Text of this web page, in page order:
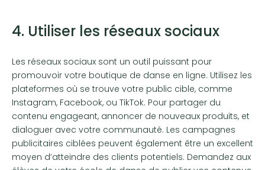
4. Utiliser les réseaux sociaux
Les réseaux sociaux sont un outil puissant pour
promouvoir votre boutique de danse en ligne. Utilisez les
plateformes où se trouve votre public cible, comme
Instagram, Facebook, ou TikTok. Pour partager du
contenu engageant, annoncer de nouveaux produits, et
dialoguer avec votre communauté. Les campagnes
publicitaires ciblées peuvent également être un excellent
moyen d’atteindre des clients potentiels. Demandez aux